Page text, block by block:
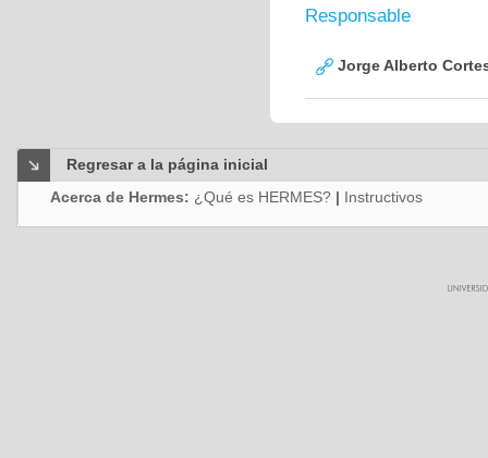
Responsable
Jorge Alberto
Regresar a la página inicial
Acerca de Hermes: ¿Qué es HERMES? | Instructivos